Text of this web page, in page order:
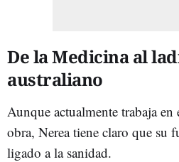
De la Medicina al
australiano
Aunque actualmente trabaja
obra, Nerea tiene claro que su
ligado a la sanidad.